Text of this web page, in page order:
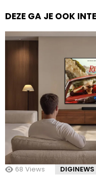
DEZE GA JE OOK
68 Views DIGINEWS